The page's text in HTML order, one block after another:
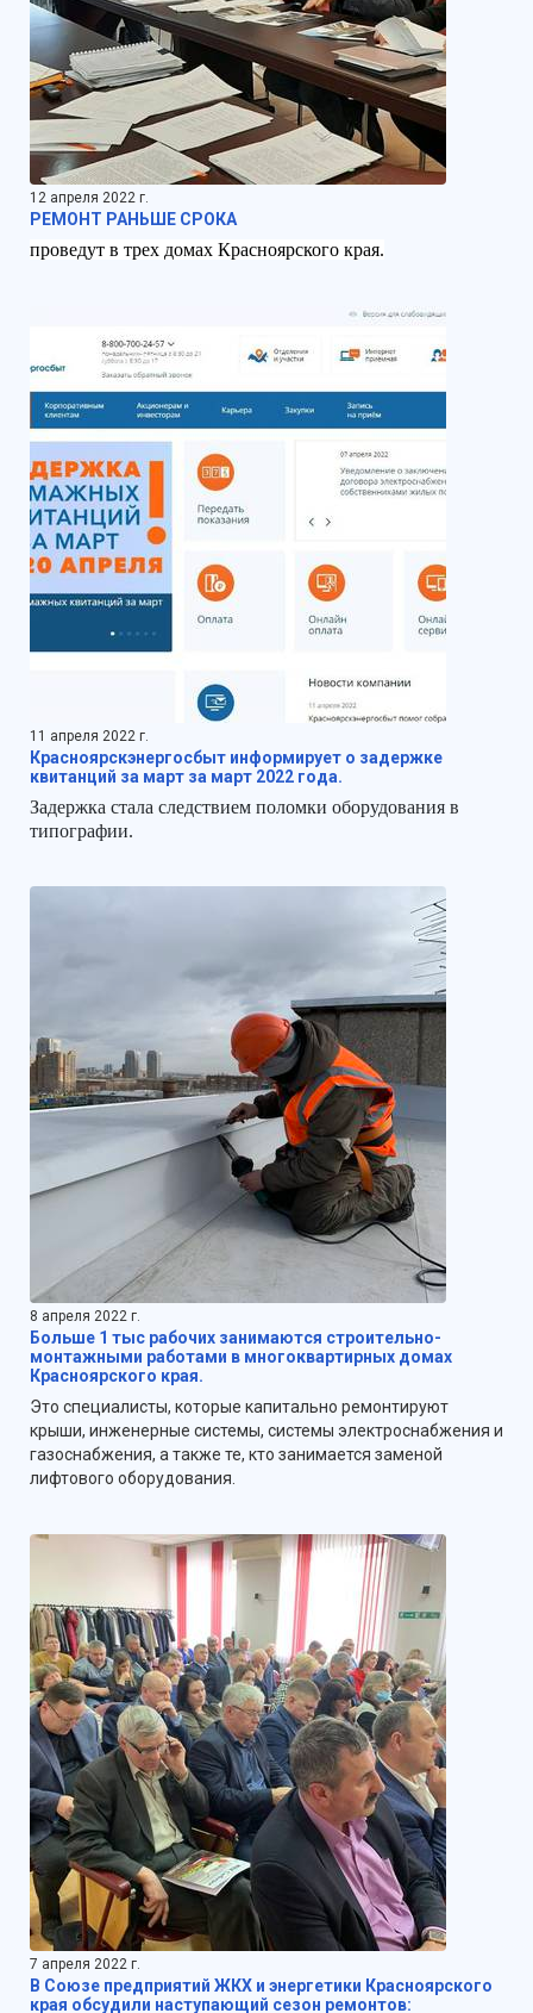
12 апреля 2022 г.
РЕМОНТ РАНЬШЕ СРОКА
проведут в трех домах Красноярского края.
11 апреля 2022 г.
Красноярскэнергосбыт информирует о задержке
квитанций за март за март 2022 года.
Задержка стала следствием поломки оборудования в
типографии.
8 апреля 2022 г.
Больше 1 тыс рабочих занимаются строительно-
монтажными работами в многоквартирных домах
Красноярского края.
Это специалисты, которые капитально ремонтируют
крыши, инженерные системы, системы электроснабжения и
газоснабжения, а также те, кто занимается заменой
лифтового оборудования.
7 апреля 2022 г.
В Союзе предприятий ЖКХ и энергетики Красноярского
края обсудили наступающий сезон ремонтов: